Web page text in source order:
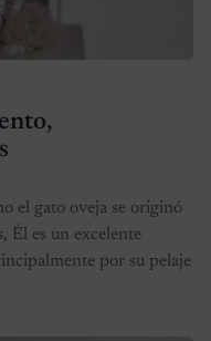
el gato oveja se originó
Él es un excelente
por su pelaje